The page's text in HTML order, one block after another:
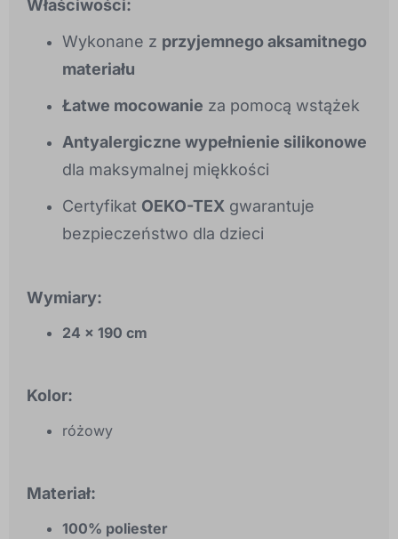
Właściwości:
Wykonane z przyjemnego aksamitnego
materiału
Łatwe mocowanie za pomocą wstążek
Antyalergiczne wypełnienie silikonowe
dla maksymalnej miękkości
Certyfikat OEKO-TEX gwarantuje
bezpieczeństwo dla dzieci
Wymiary:
24 × 190 cm
Kolor:
różowy
Materiał:
100% poliester